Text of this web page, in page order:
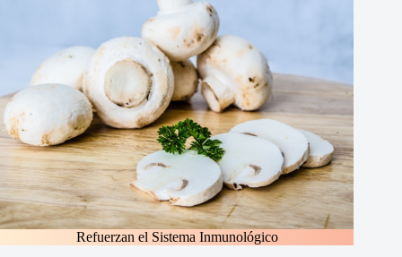
Refuerzan el Sistema Inmunológico